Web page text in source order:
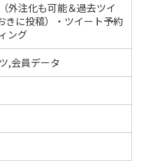
外注化も可能＆過去ツイ
きに投稿）・ツイート予約
ング
,会員データ